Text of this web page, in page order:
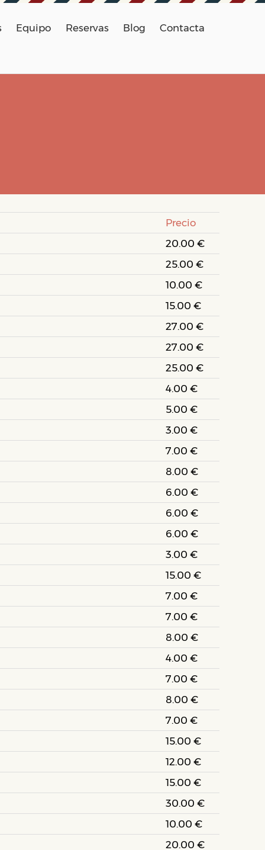
Equipo Reservas Blog Contacta
Precio
20.00 €
25.00 €
10.00 €
15.00 €
27.00 €
27.00 €
25.00 €
4.00 €
5.00 €
3.00 €
7.00 €
8.00 €
6.00 €
6.00 €
6.00 €
3.00 €
15.00 €
7.00 €
7.00 €
8.00 €
4.00 €
7.00 €
8.00 €
7.00 €
15.00 €
12.00 €
15.00 €
30.00 €
10.00 €
20.00 €